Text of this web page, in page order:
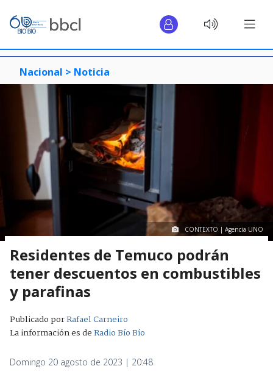
Nacional > Noticia
CONTEXTO | Agencia UNO
Residentes de Temuco podrán
tener descuentos en combustibles
y parafinas
Publicado porRafael Carneiro
La información es deRadio Bío Bío
Domingo 20 agosto de 2023 | 20:48